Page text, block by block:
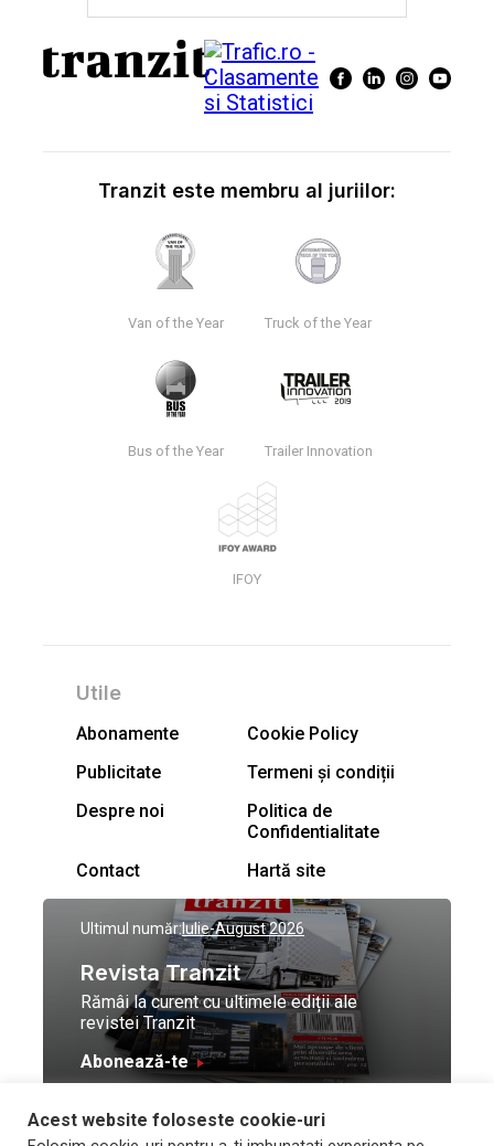
Tranzit este membru al juriilor:
Van of the Year Truck of the Year
Bus of the Year Trailer Innovation
IFOY
Utile
Abonamente
Cookie Policy
Publicitate
Termeni și condiții
Despre noi
Politica de
Confidentialitate
Contact
Hartă site
Ultimul număr:Iulie-August 2026
Revista Tranzit
Rămâi la curent cu ultimele ediții ale
revistei Tranzit
Abonează-te
© Toate drepturile
Design by
Acest website foloseste cookie-uri